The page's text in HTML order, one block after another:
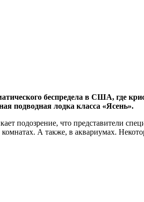
беспредела в США, где
подводная лодка класса «Ясень».
подозрение, что представители
А также, в аквариумах.